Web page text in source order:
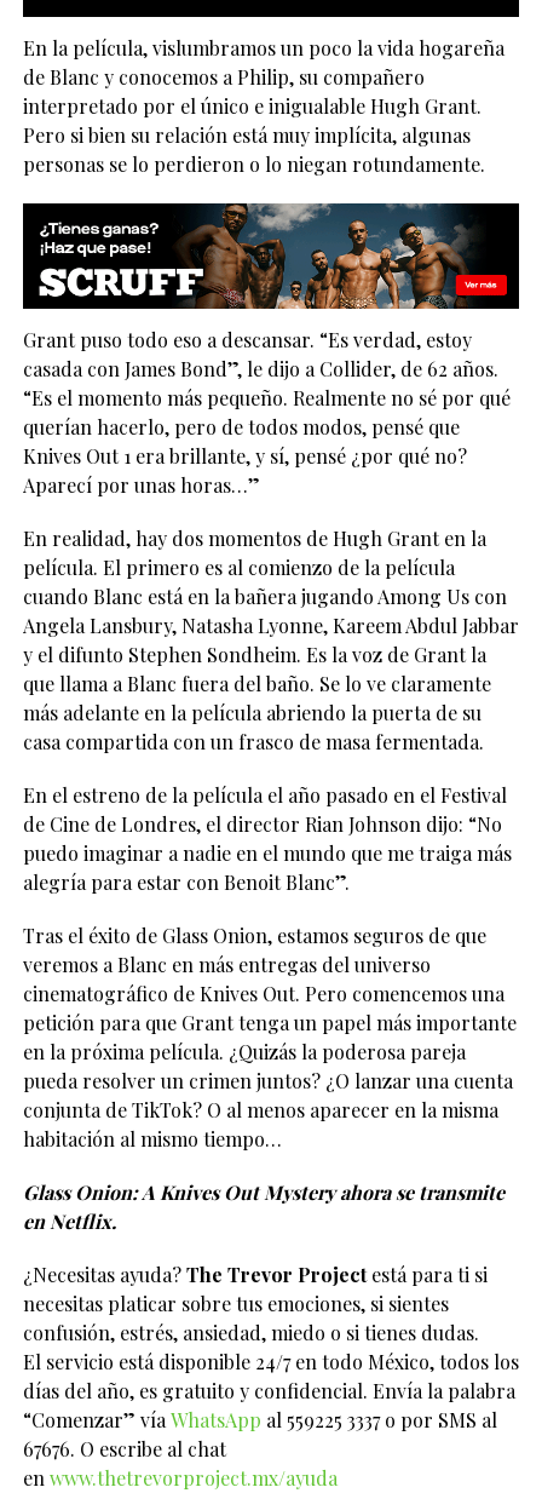
En la película, vislumbramos un poco la vida hogareña
de Blanc y conocemos a Philip, su compañero
interpretado por el único e inigualable Hugh Grant.
Pero si bien su relación está muy implícita, algunas
personas se lo perdieron o lo niegan rotundamente.
Grant puso todo eso a descansar. “Es verdad, estoy
casada con James Bond”, le dijo a Collider, de 62 años.
“Es el momento más pequeño. Realmente no sé por qué
querían hacerlo, pero de todos modos, pensé que
Knives Out 1 era brillante, y sí, pensé ¿por qué no?
Aparecí por unas horas…”
En realidad, hay dos momentos de Hugh Grant en la
película. El primero es al comienzo de la película
cuando Blanc está en la bañera jugando Among Us con
Angela Lansbury, Natasha Lyonne, Kareem Abdul Jabbar
y el difunto Stephen Sondheim. Es la voz de Grant la
que llama a Blanc fuera del baño. Se lo ve claramente
más adelante en la película abriendo la puerta de su
casa compartida con un frasco de masa fermentada.
En el estreno de la película el año pasado en el Festival
de Cine de Londres, el director Rian Johnson dijo: “No
puedo imaginar a nadie en el mundo que me traiga más
alegría para estar con Benoit Blanc”.
Tras el éxito de Glass Onion, estamos seguros de que
veremos a Blanc en más entregas del universo
cinematográfico de Knives Out. Pero comencemos una
petición para que Grant tenga un papel más importante
en la próxima película. ¿Quizás la poderosa pareja
pueda resolver un crimen juntos? ¿O lanzar una cuenta
conjunta de TikTok? O al menos aparecer en la misma
habitación al mismo tiempo…
Glass Onion: A Knives Out Mystery ahora se transmite
en Netflix.
¿Necesitas ayuda?The Trevor Projectestá para ti si
necesitas platicar sobre tus emociones, si sientes
confusión, estrés, ansiedad, miedo o si tienes dudas.
El servicio está disponible 24/7 en todo México, todos los
días del año, es gratuito y confidencial. Envía la palabra
“Comenzar” víaWhatsApp al 559225 3337 o por SMS al
67676. O escribe al chat
enwww.thetrevorproject.mx/ayuda